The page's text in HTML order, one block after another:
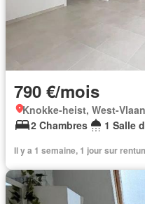
790 €/mois
Knokke-heist, West-
2 Chambres
1 Salle
Il y a 1 semaine, 1 jour sur